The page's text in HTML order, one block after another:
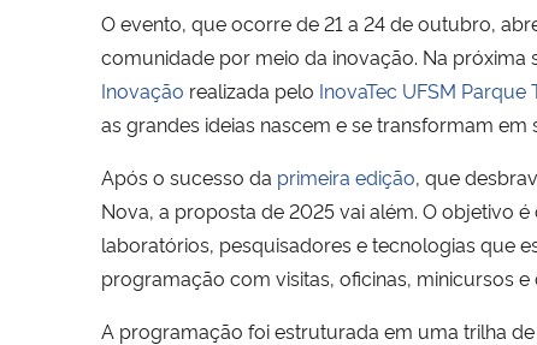
O evento, que ocorre de 21 a 24 de outubro,
comunidade por meio da inovação. Na próxima
Inovação realizada pelo InovaTec UFSM Parque
as grandes ideias nascem e se transformam
Após o sucesso da primeira edição, que
Nova, a proposta de 2025 vai além. O objetivo
laboratórios, pesquisadores e tecnologias que
programação com visitas, oficinas, minicursos
A programação foi estruturada em uma trilha